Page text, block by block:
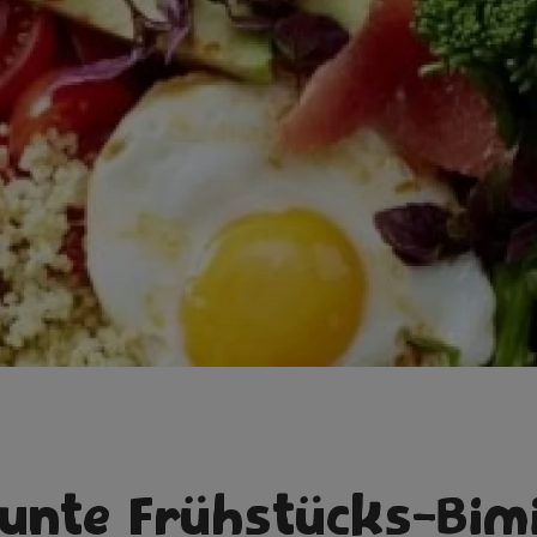
Frühstücks-